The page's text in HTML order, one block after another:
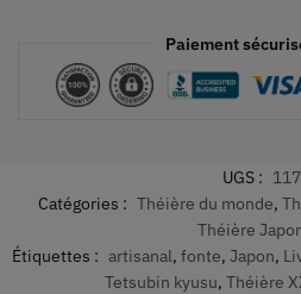
Paiement
UGS :
Catégories : Théière du monde,
Théière
Étiquettes : artisanal, fonte, Japon,
Tetsubin kyusu, Théière